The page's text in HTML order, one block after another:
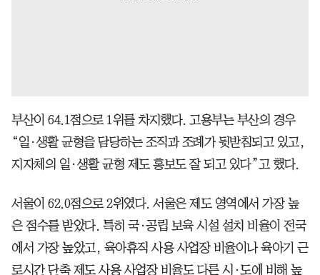
부산이 64.1점으로 1위를 차지했다. 고용부는 부산의 경우
“일·생활 균형을 담당하는 조직과 조례가 뒷받침되고 있고,
지자체의 일·생활 균형 제도 홍보도 잘 되고 있다”고 했다.
서울이 62.0점으로 2위였다. 서울은 제도 영역에서 가장 높
은 점수를 받았다. 특히 국·공립 보육 시설 설치 비율이 전국
에서 가장 높았고, 육아휴직 사용 사업장 비율이나 육아기 근
로시간 단축 제도 사용 사업장 비율도 다른 시·도에 비해 높